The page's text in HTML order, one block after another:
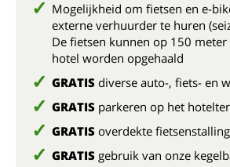
Mogelijkheid om fietsen en e-
externe verhuurder te huren
De fietsen kunnen op 150
hotel worden opgehaald
GRATIS diverse auto-, fiets- en
GRATIS parkeren op het
GRATIS overdekte
GRATIS gebruik van onze